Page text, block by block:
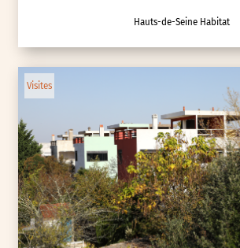
Hauts-de-Seine Habitat
Visites